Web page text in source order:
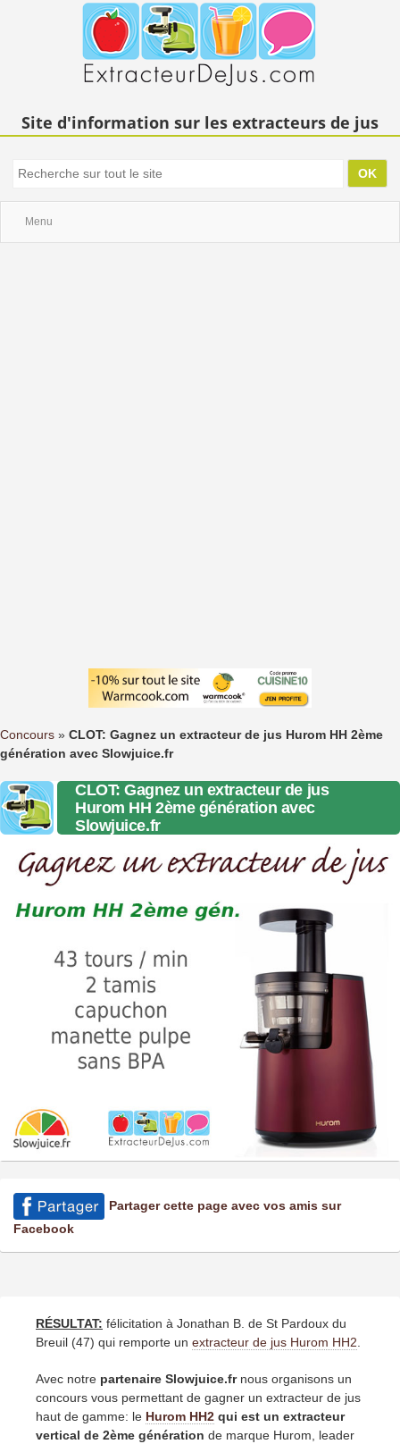
Site d'information sur les extracteurs de jus
Menu
Concours » CLOT: Gagnez un extracteur de jus Hurom HH 2ème
génération avec Slowjuice.fr
CLOT: Gagnez un extracteur de jus
Hurom HH 2ème génération avec
Slowjuice.fr
Partager cette page avec vos amis sur
Facebook
RÉSULTAT: félicitation à Jonathan B. de St Pardoux du
Breuil (47) qui remporte un extracteur de jus Hurom HH2
Avec notre partenaire Slowjuice.frnous organisons un
concours vous permettant de gagner un extracteur de jus
haut de gamme: le Hurom HH2 qui est un extracteur
vertical de 2ème génération de marque Hurom, leader